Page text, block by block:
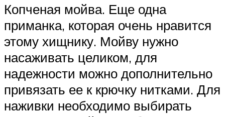
Копченая мойва. Еще одна
приманка, которая очень нравится
этому хищнику. Мойву нужно
насаживать целиком, для
надежности можно дополнительно
привязать ее к крючку нитками. Для
наживки необходимо выбирать